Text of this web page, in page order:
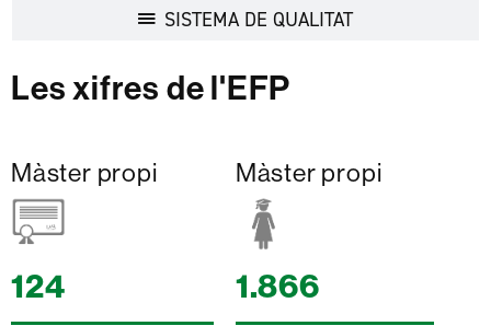
SISTEMA DE QUALITATDesplegar
Les xifres de l'EFP
Màster propi
124
Màster propi
1.866